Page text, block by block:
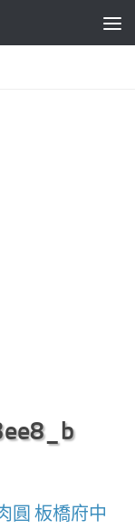
圓 板橋府中